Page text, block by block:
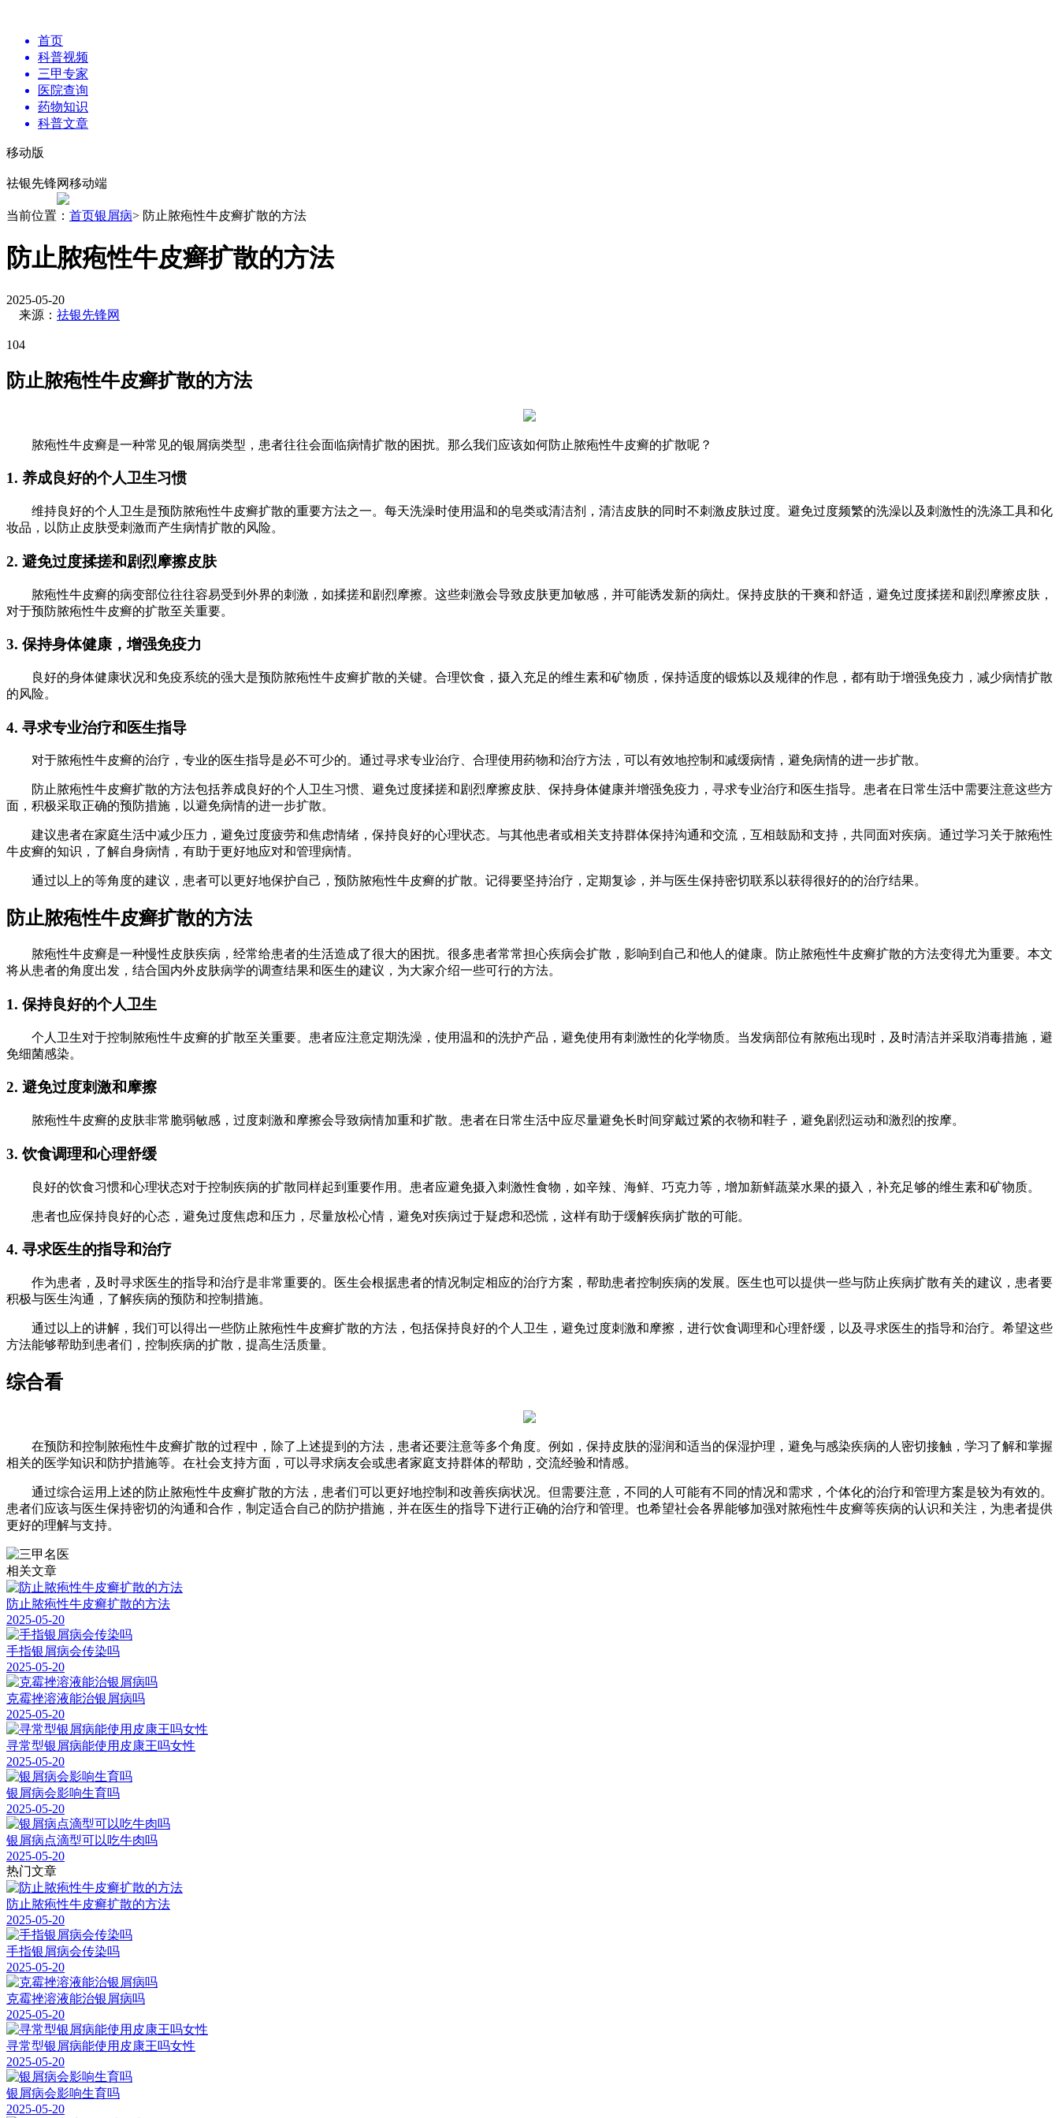
首页
科普视频
三甲专家
医院查询
药物知识
科普文章
移动版
祛银先锋网移动端
当前位置： 首页银屑病> 防止脓疱性牛皮癣扩散的方法
防止脓疱性牛皮癣扩散的方法
2025-05-20
来源： 祛银先锋网
104
防止脓疱性牛皮癣扩散的方法
脓疱性牛皮癣是一种常见的银屑病类型，患者往往会面临病情扩散的困扰。那么我们应该如何防止脓疱性牛皮癣的扩散呢？
1. 养成良好的个人卫生习惯
维持良好的个人卫生是预防脓疱性牛皮癣扩散的重要方法之一。每天洗澡时使用温和的皂类或清洁剂，清洁皮肤的同时不刺激皮肤过度。避免过度频繁的洗澡以及刺激性的洗涤工具和化
妆品，以防止皮肤受刺激而产生病情扩散的风险。
2. 避免过度揉搓和剧烈摩擦皮肤
脓疱性牛皮癣的病变部位往往容易受到外界的刺激，如揉搓和剧烈摩擦。这些刺激会导致皮肤更加敏感，并可能诱发新的病灶。保持皮肤的干爽和舒适，避免过度揉搓和剧烈摩擦皮肤，
对于预防脓疱性牛皮癣的扩散至关重要。
3. 保持身体健康，增强免疫力
良好的身体健康状况和免疫系统的强大是预防脓疱性牛皮癣扩散的关键。合理饮食，摄入充足的维生素和矿物质，保持适度的锻炼以及规律的作息，都有助于增强免疫力，减少病情扩散
的风险。
4. 寻求专业治疗和医生指导
对于脓疱性牛皮癣的治疗，专业的医生指导是必不可少的。通过寻求专业治疗、合理使用药物和治疗方法，可以有效地控制和减缓病情，避免病情的进一步扩散。
防止脓疱性牛皮癣扩散的方法包括养成良好的个人卫生习惯、避免过度揉搓和剧烈摩擦皮肤、保持身体健康并增强免疫力，寻求专业治疗和医生指导。患者在日常生活中需要注意这些方
面，积极采取正确的预防措施，以避免病情的进一步扩散。
建议患者在家庭生活中减少压力，避免过度疲劳和焦虑情绪，保持良好的心理状态。与其他患者或相关支持群体保持沟通和交流，互相鼓励和支持，共同面对疾病。通过学习关于脓疱性
牛皮癣的知识，了解自身病情，有助于更好地应对和管理病情。
通过以上的等角度的建议，患者可以更好地保护自己，预防脓疱性牛皮癣的扩散。记得要坚持治疗，定期复诊，并与医生保持密切联系以获得很好的的治疗结果。
防止脓疱性牛皮癣扩散的方法
脓疱性牛皮癣是一种慢性皮肤疾病，经常给患者的生活造成了很大的困扰。很多患者常常担心疾病会扩散，影响到自己和他人的健康。防止脓疱性牛皮癣扩散的方法变得尤为重要。本文
将从患者的角度出发，结合国内外皮肤病学的调查结果和医生的建议，为大家介绍一些可行的方法。
1. 保持良好的个人卫生
个人卫生对于控制脓疱性牛皮癣的扩散至关重要。患者应注意定期洗澡，使用温和的洗护产品，避免使用有刺激性的化学物质。当发病部位有脓疱出现时，及时清洁并采取消毒措施，避
免细菌感染。
2. 避免过度刺激和摩擦
脓疱性牛皮癣的皮肤非常脆弱敏感，过度刺激和摩擦会导致病情加重和扩散。患者在日常生活中应尽量避免长时间穿戴过紧的衣物和鞋子，避免剧烈运动和激烈的按摩。
3. 饮食调理和心理舒缓
良好的饮食习惯和心理状态对于控制疾病的扩散同样起到重要作用。患者应避免摄入刺激性食物，如辛辣、海鲜、巧克力等，增加新鲜蔬菜水果的摄入，补充足够的维生素和矿物质。
患者也应保持良好的心态，避免过度焦虑和压力，尽量放松心情，避免对疾病过于疑虑和恐慌，这样有助于缓解疾病扩散的可能。
4. 寻求医生的指导和治疗
作为患者，及时寻求医生的指导和治疗是非常重要的。医生会根据患者的情况制定相应的治疗方案，帮助患者控制疾病的发展。医生也可以提供一些与防止疾病扩散有关的建议，患者要
积极与医生沟通，了解疾病的预防和控制措施。
通过以上的讲解，我们可以得出一些防止脓疱性牛皮癣扩散的方法，包括保持良好的个人卫生，避免过度刺激和摩擦，进行饮食调理和心理舒缓，以及寻求医生的指导和治疗。希望这些
方法能够帮助到患者们，控制疾病的扩散，提高生活质量。
综合看
在预防和控制脓疱性牛皮癣扩散的过程中，除了上述提到的方法，患者还要注意等多个角度。例如，保持皮肤的湿润和适当的保湿护理，避免与感染疾病的人密切接触，学习了解和掌握
相关的医学知识和防护措施等。在社会支持方面，可以寻求病友会或患者家庭支持群体的帮助，交流经验和情感。
通过综合运用上述的防止脓疱性牛皮癣扩散的方法，患者们可以更好地控制和改善疾病状况。但需要注意，不同的人可能有不同的情况和需求，个体化的治疗和管理方案是较为有效的。
患者们应该与医生保持密切的沟通和合作，制定适合自己的防护措施，并在医生的指导下进行正确的治疗和管理。也希望社会各界能够加强对脓疱性牛皮癣等疾病的认识和关注，为患者提供
更好的理解与支持。
相关文章
防止脓疱性牛皮癣扩散的方法
2025-05-20
手指银屑病会传染吗
2025-05-20
克霉挫溶液能治银屑病吗
2025-05-20
寻常型银屑病能使用皮康王吗女性
2025-05-20
银屑病会影响生育吗
2025-05-20
银屑病点滴型可以吃牛肉吗
2025-05-20
热门文章
防止脓疱性牛皮癣扩散的方法
2025-05-20
手指银屑病会传染吗
2025-05-20
克霉挫溶液能治银屑病吗
2025-05-20
寻常型银屑病能使用皮康王吗女性
2025-05-20
银屑病会影响生育吗
2025-05-20